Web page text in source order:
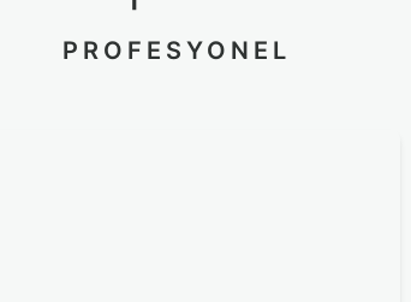
PROFESYONEL